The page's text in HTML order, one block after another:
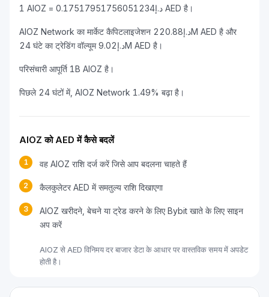
1 AIOZ = د.إ0.17517951756051234 AED है।
AIOZ Network का मार्केट कैपिटलाइजेशन د.إ220.88M AED है और
24 घंटे का ट्रेडिंग वॉल्यूम د.إ9.02M AED है।
परिसंचारी आपूर्ति 1B AIOZ है।
पिछले 24 घंटों में, AIOZ Network 1.49% बढ़ा है।
AIOZ को AED में कैसे बदलें
1 वह AIOZ राशि दर्ज करें जिसे आप बदलना चाहते हैं
2 कैलकुलेटर AED में समतुल्य राशि दिखाएगा
3
AIOZ खरीदने, बेचने या ट्रेड करने के लिए Bybit खाते के लिए साइन
अप करें
AIOZ से AED विनिमय दर बाजार डेटा के आधार पर वास्तविक समय में अपडेट
होती है।